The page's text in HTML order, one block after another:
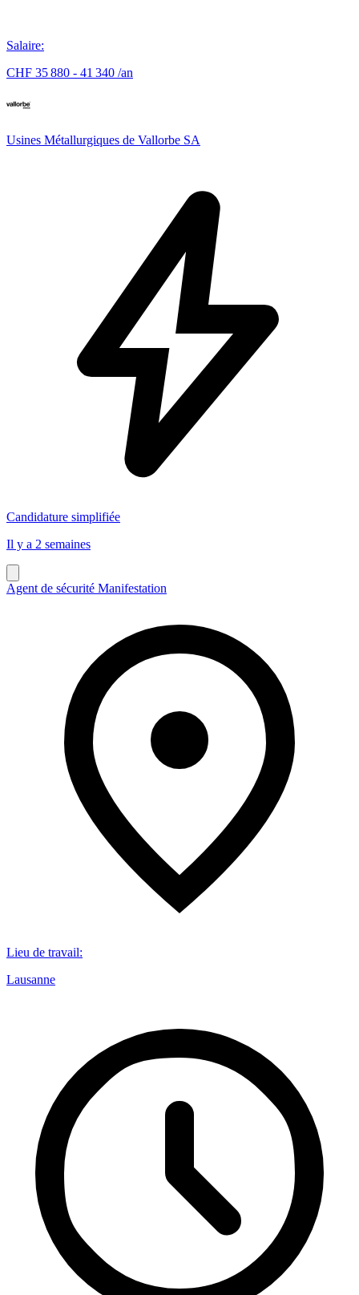
Salaire:
CHF 35 880 - 41 340 /an
Usines Métallurgiques de Vallorbe SA
Candidature simplifiée
Il y a 2 semaines
Agent de sécurité Manifestation
Lieu de travail:
Lausanne